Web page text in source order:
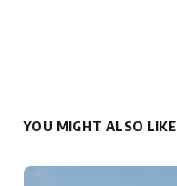
YOU MIGHT ALSO LIKE